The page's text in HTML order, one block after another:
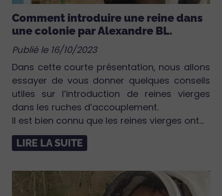
Comment introduire une reine dans
une colonie par Alexandre BL.
Publié le 16/10/2023
Dans cette courte présentation, nous allons
essayer de vous donner quelques conseils
utiles sur l’introduction de reines vierges
dans les ruches d’accouplement.
Il est bien connu que les reines vierges ont...
LIRE LA SUITE